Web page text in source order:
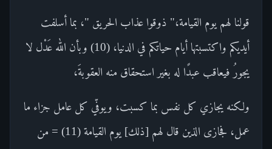
قولنا لهم يوم القيامة،" ذوقوا عذاب الحريق "، بما أسلفت
أيديكم واكتسبتها أيام حياتكم في الدنيا، (10) وبأن الله عَدْل لا
يجورُ فيعاقب عبدًا له بغير استحقاق منه العقوبةَ،
ولكنه يجازي كل نفس بما كسبت، ويوفّي كل عامل جزاء ما
عمل، فجازى الذين قال لهم [ذلك] يوم القيامة (11) = من